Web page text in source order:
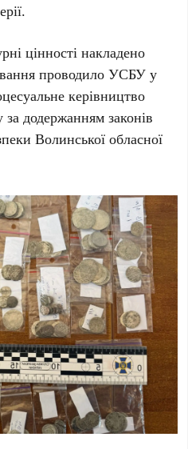
цінності накладено
проводило УСБУ у
керівництво
за додержанням законів
Волинської обласної